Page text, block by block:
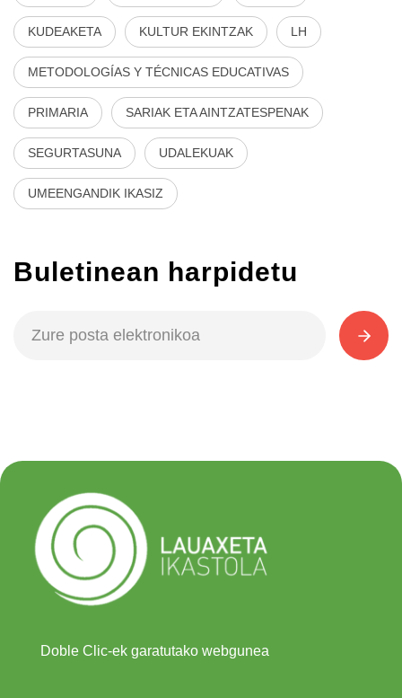
KUDEAKETA KULTUR EKINTZAK LH
METODOLOGÍAS Y TÉCNICAS EDUCATIVAS
PRIMARIA SARIAK ETA AINTZATESPENAK
SEGURTASUNA UDALEKUAK
UMEENGANDIK IKASIZ
Buletinean harpidetu
Doble Clic-ek garatutako webgunea